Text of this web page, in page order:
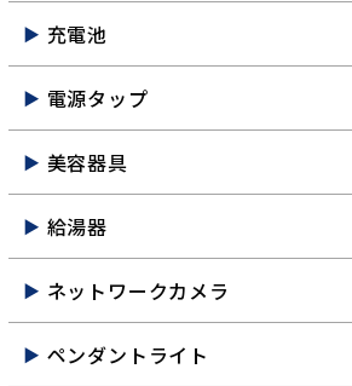
充電池
電源タップ
美容器具
給湯器
ネットワークカメラ
ペンダントライト